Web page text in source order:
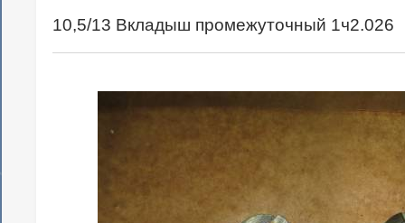
10,5/13 Вкладыш промежуточный 1ч2.026